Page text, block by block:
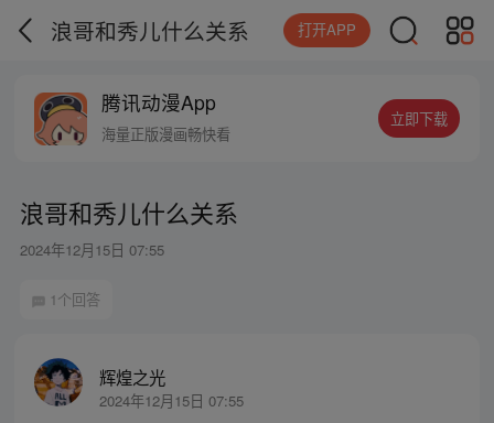
浪哥和秀儿什么关系 打开APP
腾讯动漫App
海量正版漫画畅快看
立即下载
浪哥和秀儿什么关系
2024年12月15日 07:55
1个回答
辉煌之光
2024年12月15日 07:55